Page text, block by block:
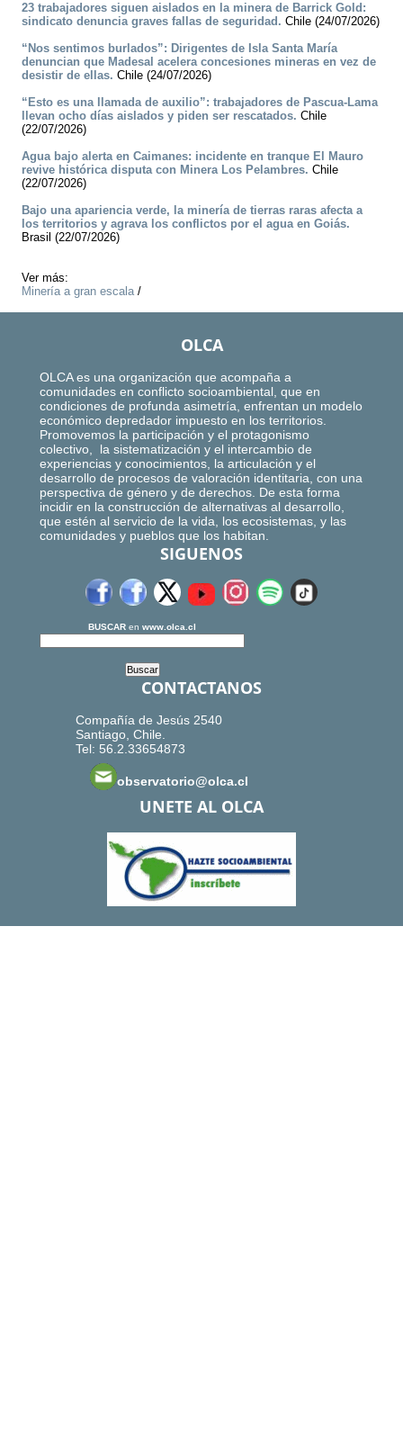
23 trabajadores siguen aislados en la minera de Barrick Gold:
sindicato denuncia graves fallas de seguridad. Chile (24/07/2026)
“Nos sentimos burlados”: Dirigentes de Isla Santa María
denuncian que Madesal acelera concesiones mineras en vez de
desistir de ellas. Chile (24/07/2026)
“Esto es una llamada de auxilio”: trabajadores de Pascua-Lama
llevan ocho días aislados y piden ser rescatados. Chile
(22/07/2026)
Agua bajo alerta en Caimanes: incidente en tranque El Mauro
revive histórica disputa con Minera Los Pelambres. Chile
(22/07/2026)
Bajo una apariencia verde, la minería de tierras raras afecta a
los territorios y agrava los conflictos por el agua en Goiás.
Brasil (22/07/2026)
Ver más:
Minería a gran escala/
OLCA
OLCA es una organización que acompaña a
comunidades en conflicto socioambiental, que en
condiciones de profunda asimetría, enfrentan un modelo
económico depredador impuesto en los territorios.
Promovemos la participación y el protagonismo
colectivo, la sistematización y el intercambio de
experiencias y conocimientos, la articulación y el
desarrollo de procesos de valoración identitaria, con una
perspectiva de género y de derechos. De esta forma
incidir en la construcción de alternativas al desarrollo,
que estén al servicio de la vida, los ecosistemas, y las
comunidades y pueblos que los habitan.
SIGUENOS
BUSCAR en www.olca.cl
CONTACTANOS
Compañía de Jesús 2540
Santiago, Chile.
Tel: 56.2.33654873
observatorio@olca.cl
UNETE AL OLCA